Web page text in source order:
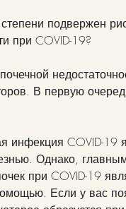
подвержен
при COVID-19?
В первую
инфекция COVID-19
Однако,
при COVID-19
Если у вас